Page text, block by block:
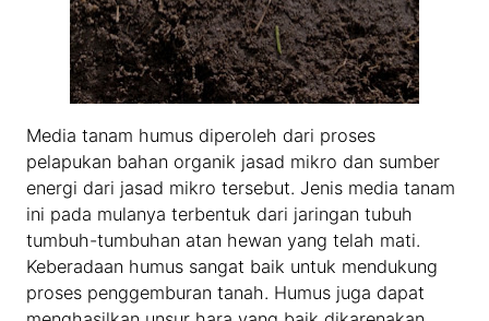
Media tanam humus diperoleh dari proses
pelapukan bahan organik jasad mikro dan sumber
energi dari jasad mikro tersebut. Jenis media tanam
ini pada mulanya terbentuk dari jaringan tubuh
tumbuh-tumbuhan atan hewan yang telah mati.
Keberadaan humus sangat baik untuk mendukung
proses penggemburan tanah. Humus juga dapat